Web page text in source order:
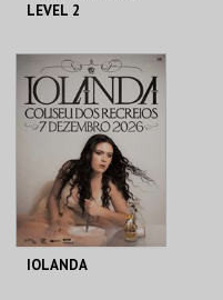
LEVEL 2
COLISEU DE LISBOA
MAIS INFO
COMPRAR
IOLANDA